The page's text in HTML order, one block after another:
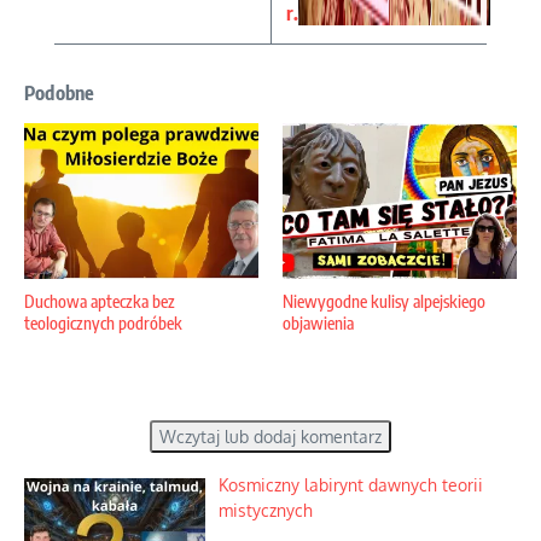
r.
Podobne
Duchowa apteczka bez
teologicznych podróbek
Niewygodne kulisy alpejskiego
objawienia
Wczytaj lub dodaj komentarz
Kosmiczny labirynt dawnych teorii
mistycznych